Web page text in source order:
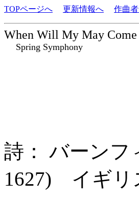
TOPページへ 更新情報へ 作曲
When Will My May Come
Spring Symphony
詩： バーンフ
1627) イギリ